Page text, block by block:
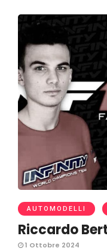
AUTOMODELLI
Riccardo
1 Ottobre 2024